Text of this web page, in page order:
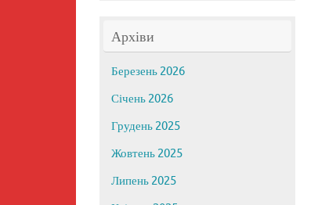
Архіви
Березень 2026
Січень 2026
Грудень 2025
Жовтень 2025
Липень 2025